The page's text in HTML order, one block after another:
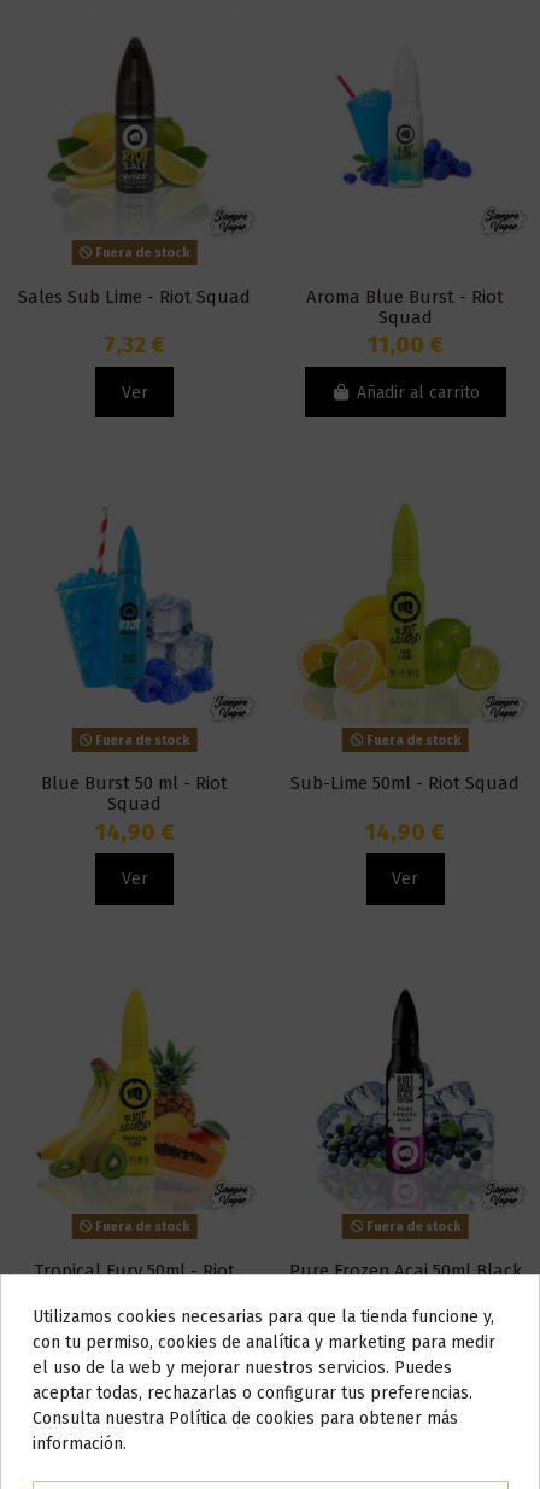
Fuera de stock
Sales Sub Lime - Riot Squad
7,32 €
Ver
Aroma Blue Burst - Riot
Squad
11,00 €
Añadir al carrito
Fuera de stock
Blue Burst 50 ml - Riot
Squad
14,90 €
Ver
Fuera de stock
Sub-Lime 50ml - Riot Squad
14,90 €
Ver
Fuera de stock
Tropical Fury 50ml - Riot
14,90 €
Ver
Fuera de stock
Pure Frozen Acai 50ml Black
14,90 €
Ver
Do not show again.
AVISO IMPORTANTE
Nos tomamos unos días
Todos los pedidos realizados desde el
Utilizamos cookies necesarias para que la tienda funcione y,
con tu permiso, cookies de analítica y marketing para medir
el uso de la web y mejorar nuestros servicios. Puedes
aceptar todas, rechazarlas o configurar tus preferencias.
Consulta nuestra Política de cookies para obtener más
información.